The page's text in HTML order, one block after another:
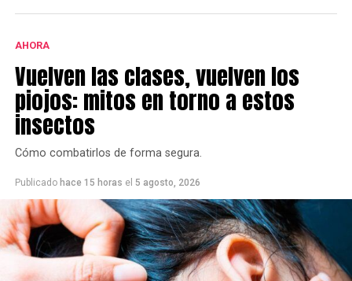
AHORA
Vuelven las clases, vuelven los
piojos: mitos en torno a estos
insectos
Cómo combatirlos de forma segura.
Publicado hace 15 horas el 5 agosto, 2026